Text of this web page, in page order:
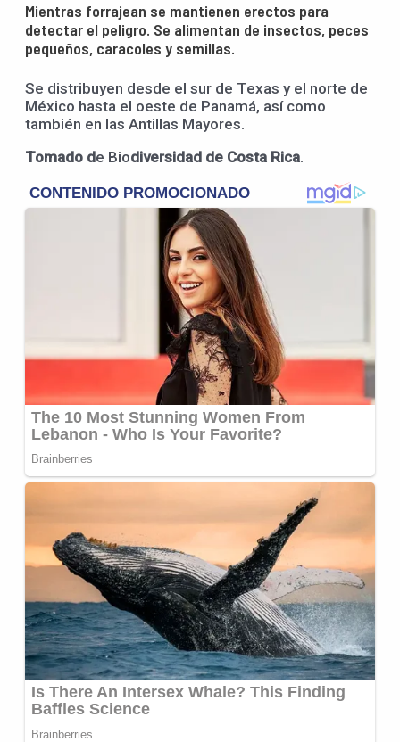
Mientras forrajean se mantienen erectos para
detectar el peligro. Se alimentan de insectos, peces
pequeños, caracoles y semillas.
Se distribuyen desde el sur de Texas y el norte de
México hasta el oeste de Panamá, así como
también en las Antillas Mayores.
Tomado de Biodiversidad de Costa Rica.